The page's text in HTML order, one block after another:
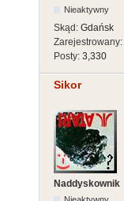
Nieaktywny
Skąd: Gdańsk
Zarejestrowany:
Posty: 3,330
Sikor
Naddyskownik